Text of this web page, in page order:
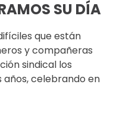
SU DÍA
que están
y compañeras
sindical los
celebrando en